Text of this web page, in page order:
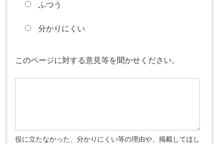
ふつう
分かりにくい
このページに対する意見等を聞かせください。
役に立たなかった、分かりにくい等の理由や、掲載してほし